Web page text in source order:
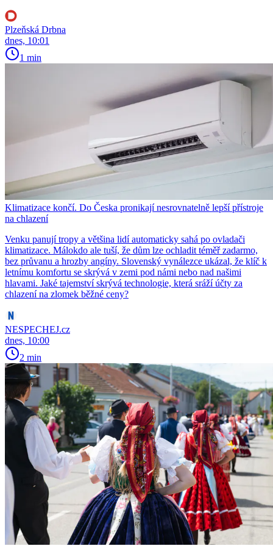
Plzeňská Drbna
dnes, 10:01
1 min
Klimatizace končí. Do Česka pronikají nesrovnatelně lepší přístroje
na chlazení
Venku panují tropy a většina lidí automaticky sahá po ovladači
klimatizace. Málokdo ale tuší, že dům lze ochladit téměř zadarmo,
bez průvanu a hrozby angíny. Slovenský vynálezce ukázal, že klíč k
letnímu komfortu se skrývá v zemi pod námi nebo nad našimi
hlavami. Jaké tajemství skrývá technologie, která sráží účty za
chlazení na zlomek běžné ceny?
NESPECHEJ.cz
dnes, 10:00
2 min